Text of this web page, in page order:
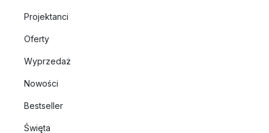
Projektanci
Oferty
Wyprzedaż
Nowości
Bestseller
Święta